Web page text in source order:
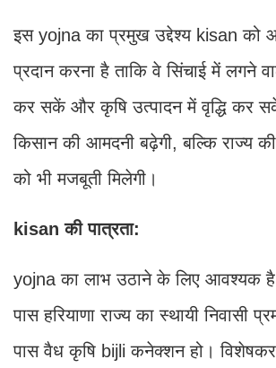
इस yojna का प्रमुख उद्देश्य kisan को
प्रदान करना है ताकि वे सिंचाई में लगने
कर सकें और कृषि उत्पादन में वृद्धि कर
किसान की आमदनी बढ़ेगी, बल्कि राज्य
को भी मजबूती मिलेगी।
kisan की पात्रता:
yojna का लाभ उठाने के लिए आवश्यक
पास हरियाणा राज्य का स्थायी निवासी
पास वैध कृषि bijli कनेक्शन हो।